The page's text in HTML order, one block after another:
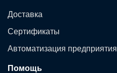
Доставка
Сертификаты
Автоматизация предприятия
Помощь